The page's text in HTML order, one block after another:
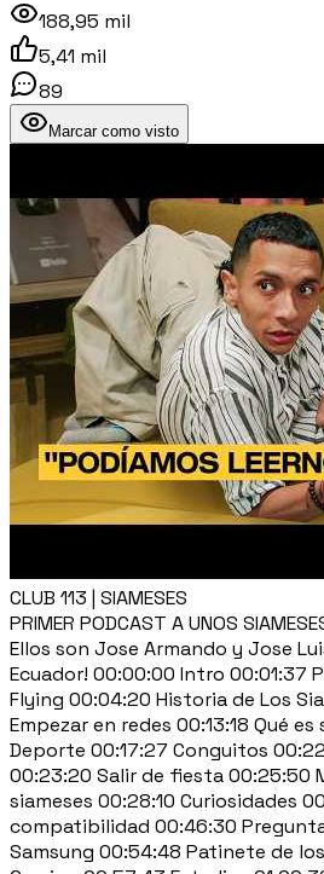
188,95 mil
5,41 mil
89
Marcar como visto
CLUB 113 | SIAMESES
PRIMER PODCAST A UNOS
Ellos son Jose Armando y Jose
Ecuador! 00:00:00 Intro 00:01:37
Flying 00:04:20 Historia de Los
Empezar en redes 00:13:18 Qué
Deporte 00:17:27 Conguitos
00:23:20 Salir de fiesta 00:25:50
siameses 00:28:10 Curiosidades
compatibilidad 00:46:30
Samsung 00:54:48 Patinete de